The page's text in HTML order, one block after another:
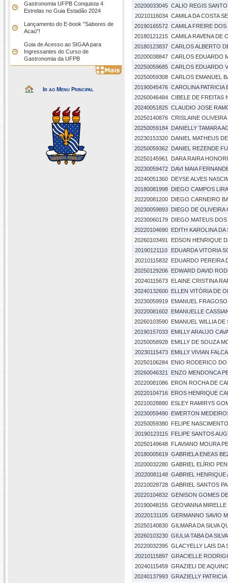
Gastronomia UFPB Conquista 4
Estrelas no Guia Estadão 2024
Lançamento do E-book "Sabores de
Acaú"!
Guia de Acesso ao SIGAA para
Ingressantes do Curso de
Gastronomia da UFPB
Ir ao Menu Principal
20200033045 CALIO REGIS
20210116034 CAMILA DA COSTA
20190165572 CAMILA FREIRE
20180121215 CAMILA RAVENA DE
20180123837 CARLOS ALBERTO
20200038847 CARLOS EDUARDO
20250059685 CARLOS EDUARDO
20250059308 CARLOS EMANUEL
20190045476 CAROLINA PATRICIA
20260046484 CIBELE DE FREITAS
20240051825 CLAUDIO JOSE
20250140876 CRISLAINE
20250059184 DANIELLY TAMARA
20230153320 DANIEL MATHEUS
20250059362 DANIEL REZENDE
20250145961
DARA RAIRA
20230059472 DAVI MAIA
20240051360 DEYSE ALVES
20180081998 DIEGO CAMPOS LIRA
20220081200 DIEGO CARNEIRO
20230059893 DIEGO DE OLIVEIRA
20230060179 DIEGO MATEUS
20220104690 EDITH KAROLINA DA
20260103491
EDSON HENRIQUE
20190121110
EDUARDA VITORIA
20210115832
EDUARDO PEREIRA
20250129206 EDWARD DAVID
20240115673
ELAINE CRISTINA
20240132600 ELLEN VITÓRIA DE
20230059919 EMANUEL FRAGOSO
20220081602 EMANUELLE
20260103590 EMANUEL WILLIA DE
20190157033 EMILLY ARAUJO
20250058928 EMILLY DE SOUZA
20230115473
EMILLY VIVIAN
20250106284 ENIO RODERICO DO
20260046321
ENZO MENDONCA
20220081086 ERON ROCHA DE
20220104716 EROS HENRIQUE
20210028880 ESLEY RAMIRYS
20230059490 EWERTON
20250059380 FELIPE
20190123115
FELIPE SANTOS
20250149648 FLAVIANO MOURA
20180005619 GABRIELA ENEAS
20200032280 GABRIEL ELÍRIO
20220081148 GABRIEL HENRIQUE
20210028728 GABRIEL SANTOS
20220104832 GENISON GOMES
20190048155 GEOVANNA
20220131105 GERMANNO SAVIO
20250140830 GILMARA DA SILVA
20260103230 GIULIA TABA DA
20220032395 GLACYELLY LAIS DA
20210115897 GRACIELLE
20240115459 GRAZIELI DE
20240137993 GRAZIELLY